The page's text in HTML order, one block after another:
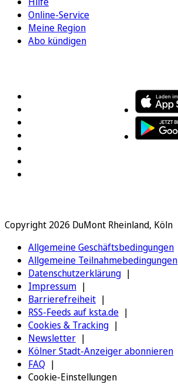
Online-Service
Meine Region
Abo kündigen
Copyright 2026 DuMont Rheinland, Köln
Allgemeine Geschäftsbedingungen
Allgemeine Teilnahmebedingungen
Datenschutzerklärung
Impressum
Barrierefreiheit
RSS-Feeds auf ksta.de
Cookies & Tracking
Newsletter
Kölner Stadt-Anzeiger abonnieren
FAQ
Cookie-Einstellungen